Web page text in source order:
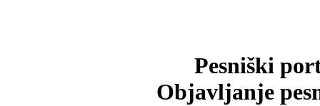
Pesniški
Objavljanje